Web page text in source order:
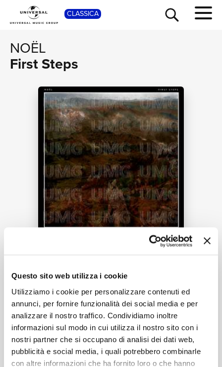
Questo sito web utilizza i cookie
Utilizziamo i cookie per personalizzare contenuti ed
annunci, per fornire funzionalità dei social media e per
analizzare il nostro traffico. Condividiamo inoltre
informazioni sul modo in cui utilizza il nostro sito con i
nostri partner che si occupano di analisi dei dati web,
pubblicità e social media, i quali potrebbero combinarle
con altre informazioni che ha fornito loro o che hanno
CLASSICA
NOËL
First Steps
1 First Steps
01:58
Noël
Formati disponibili:
SHOP
TOUR NEWS
RICERCA
CHI SIAMO
CONTATTI